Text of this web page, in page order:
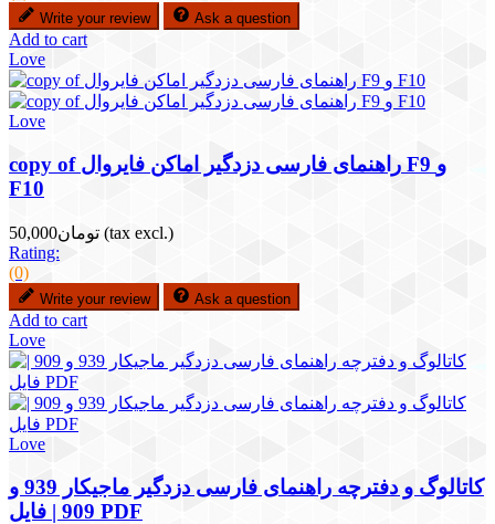
Write your review Ask a question
Add to cart
Love
Love
copy of راهنمای فارسی دزدگیر اماکن فایروال F9 و
F10
تومان50,000 (tax excl.)
Rating:
(0)
Write your review Ask a question
Add to cart
Love
Love
کاتالوگ و دفترچه راهنمای فارسی دزدگیر ماجیکار 939 و
909 | فایل PDF